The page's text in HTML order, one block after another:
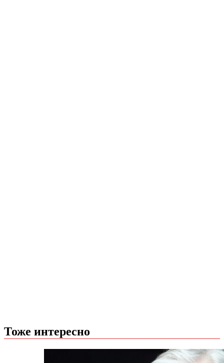
Тоже интересно